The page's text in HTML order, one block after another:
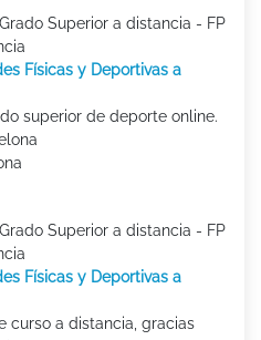
Superior a distancia - FP
Físicas y Deportivas a
superior de deporte online.
Superior a distancia - FP
Físicas y Deportivas a
curso a distancia, gracias